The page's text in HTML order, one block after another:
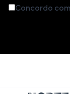
Concordo